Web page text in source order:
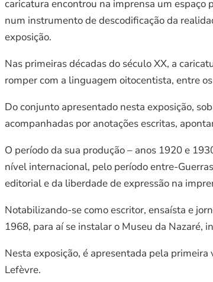
caricatura encontrou na imprensa um espaço
num instrumento de descodificação da
exposição.
Nas primeiras décadas do século XX, a
romper com a linguagem oitocentista, entre
Do conjunto apresentado nesta exposição,
acompanhadas por anotações escritas,
O período da sua produção – anos 1920 e
nível internacional, pelo período entre-
editorial e da liberdade de expressão na
Notabilizando-se como escritor, ensaísta e
1968, para aí se instalar o Museu da Nazaré,
Nesta exposição, é apresentada pela
Lefèvre.